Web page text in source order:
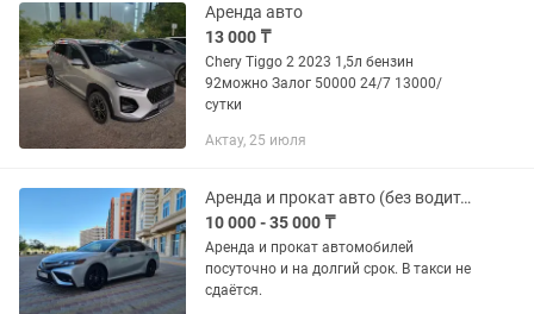
Аренда авто
13 000 ₸
Chery Tiggo 2 2023 1,5л бензин
92можно Залог 50000 24/7 13000/
сутки
Актау, 25 июля
Аренда и прокат авто (без водителя)
10 000 - 35 000 ₸
Аренда и прокат автомобилей
посуточно и на долгий срок. В такси не
сдаётся.